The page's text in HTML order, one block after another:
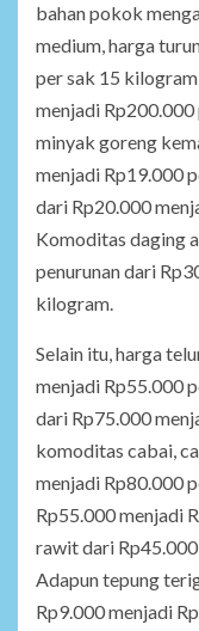
bahan pokok
medium, harga
per sak 15
menjadi
minyak goreng
menjadi Rp19.000
dari Rp20.000
Komoditas daging
penurunan dari
kilogram.
Selain itu, harga
menjadi Rp55.000
dari Rp75.000
komoditas cabai,
menjadi Rp80.000
Rp55.000 menjadi
rawit dari
Adapun tepung
Rp9.000 menjadi